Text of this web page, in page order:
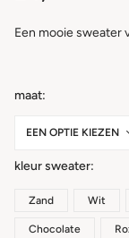
Een mooie sweater
maat
kleur sweater
Zand Wit
Chocolate